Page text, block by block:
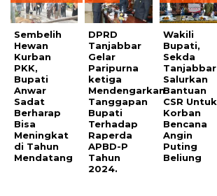
Sembelih
Hewan
Kurban
PKK,
Bupati
Anwar
Sadat
Berharap
Bisa
Meningkat
di Tahun
Mendatang
DPRD
Tanjabbar
Gelar
Paripurna
ketiga
Mendengarkan
Tanggapan
Bupati
Terhadap
Raperda
APBD-P
Tahun
2024.
Wakili
Bupati,
Sekda
Tanjabbar
Salurkan
Bantuan
CSR Untuk
Korban
Bencana
Angin
Puting
Beliung